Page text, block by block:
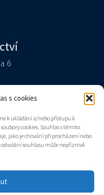
s cookies
k ukládání a/nebo přístupu k
cookies. Souhlas s těmito
jako je chování při procházení nebo
souhlasu může nepříznivě
6